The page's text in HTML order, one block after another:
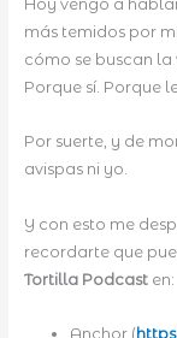
Hoy vengo a
más temidos por
cómo se buscan la
Porque sí. Porque
Por suerte, y de
avispas ni yo.
Y con esto me
recordarte que
Tortilla Podcasten:
Anchor (